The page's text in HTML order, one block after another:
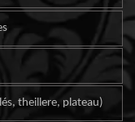
theillere, plateau)